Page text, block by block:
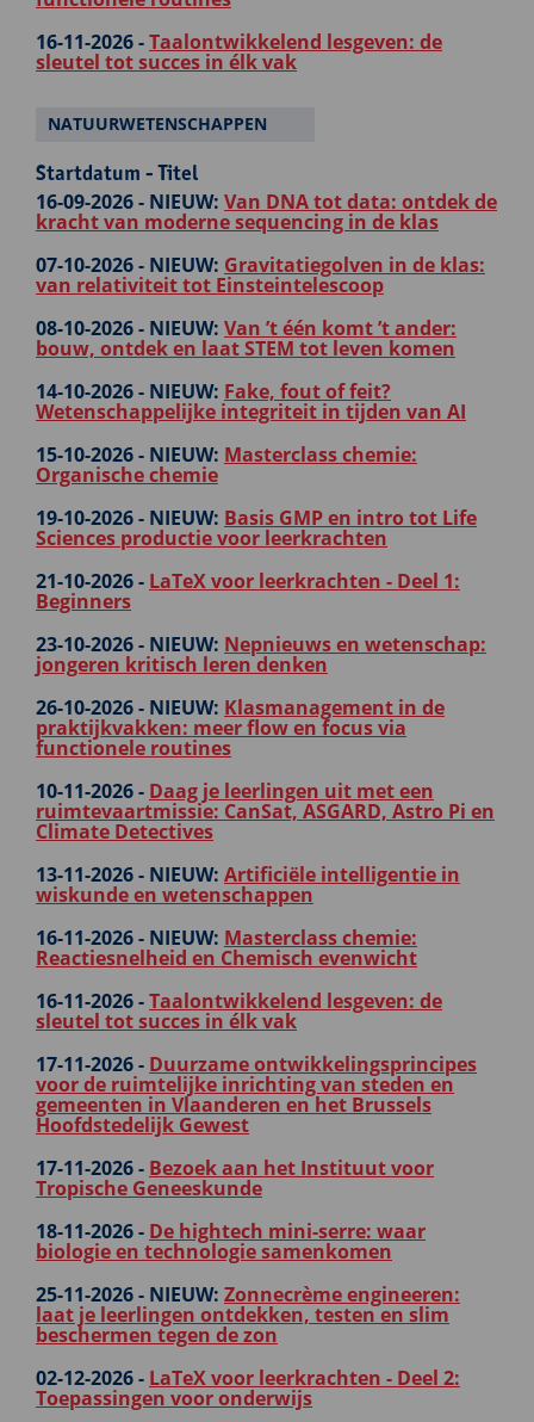
16-11-2026 -Taalontwikkelend lesgeven: de
sleutel tot succes in élk vak
NATUURWETENSCHAPPEN
Startdatum - Titel
16-09-2026 - NIEUW: Van DNA tot data: ontdek de
kracht van moderne sequencing in de klas
07-10-2026 - NIEUW: Gravitatiegolven in de klas:
van relativiteit tot Einsteintelescoop
08-10-2026 - NIEUW: Van ’t één komt ’t ander:
bouw, ontdek en laat STEM tot leven komen
14-10-2026 - NIEUW: Fake, fout of feit?
Wetenschappelijke integriteit in tijden van AI
15-10-2026 - NIEUW: Masterclass chemie:
Organische chemie
19-10-2026 - NIEUW: Basis GMP en intro tot Life
Sciences productie voor leerkrachten
21-10-2026 - LaTeX voor leerkrachten - Deel 1:
Beginners
23-10-2026 - NIEUW: Nepnieuws en wetenschap:
jongeren kritisch leren denken
26-10-2026 - NIEUW: Klasmanagement in de
praktijkvakken: meer flow en focus via
functionele routines
10-11-2026 - Daag je leerlingen uit met een
ruimtevaartmissie: CanSat, ASGARD, Astro Pi en
Climate Detectives
13-11-2026 - NIEUW: Artificiële intelligentie in
wiskunde en wetenschappen
16-11-2026 - NIEUW: Masterclass chemie:
Reactiesnelheid en Chemisch evenwicht
16-11-2026 -Taalontwikkelend lesgeven: de
sleutel tot succes in élk vak
17-11-2026 - Duurzame ontwikkelingsprincipes
voor de ruimtelijke inrichting van steden en
gemeenten in Vlaanderen en het Brussels
Hoofdstedelijk Gewest
17-11-2026 - Bezoek aan het Instituut voor
Tropische Geneeskunde
18-11-2026 - De hightech mini-serre: waar
biologie en technologie samenkomen
25-11-2026 - NIEUW: Zonnecrème engineeren:
laat je leerlingen ontdekken, testen en slim
beschermen tegen de zon
02-12-2026 - LaTeX voor leerkrachten - Deel 2:
Toepassingen voor onderwijs